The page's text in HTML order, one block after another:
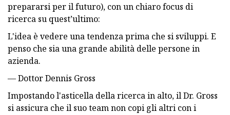
prepararsi per il futuro), con un chiaro focus di
ricerca su quest’ultimo:
L'idea è vedere una tendenza prima che si sviluppi. E
penso che sia una grande abilità delle persone in
azienda.
— Dottor Dennis Gross
Impostando l'asticella della ricerca in alto, il Dr. Gross
si assicura che il suo team non copi gli altri con i